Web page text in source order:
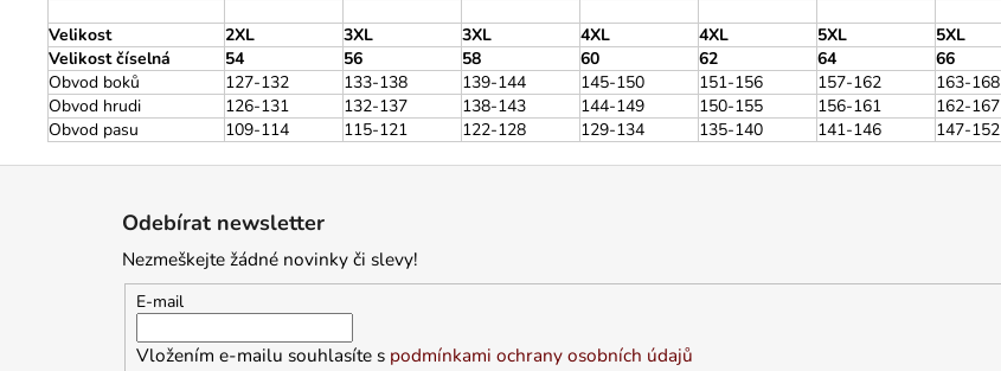
Velikost 2XL 3XL 3XL 4XL 4XL 5XL 5XL
Velikost číselná
54 56 58 60 62 64 66
Obvod boků
127-132 133-138 139-144 145-150 151-156 157-162 163-168
Obvod hrudi
126-131 132-137 138-143 144-149 150-155 156-161 162-167
Obvod pasu
109-114 115-121 122-128 129-134 135-140 141-146 147-152
Odebírat newsletter
Nezmeškejte žádné novinky či slevy!
E-mail
Vložením e-mailu souhlasíte s podmínkami ochrany osobních údajů